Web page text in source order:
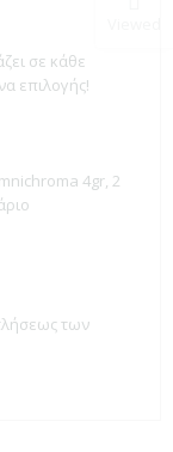
σε κάθε
επιλογής!
4gr, 2
των